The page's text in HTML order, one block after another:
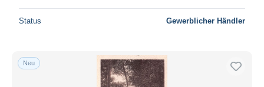
Status Gewerblicher Händler
Neu